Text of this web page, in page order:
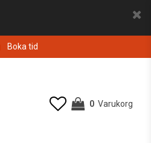
Boka tid
0 Varukorg